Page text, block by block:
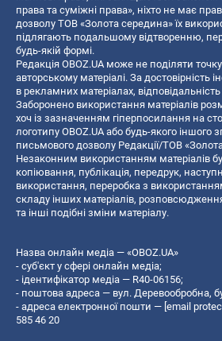
права та суміжні права», ніхто не має
дозволу ТОВ «Золота середина» їх
підлягають подальшому відтворенню,
будь-якій формі.
Редакція OBOZ.UA може не поділяти
авторському матеріалі. За достовірність
в рекламних матеріалах,
Заборонено використання матеріалів
хоч із зазначенням гіперпосилання на
логотипу OBOZ.UA або будь-якого іншого
письмового дозволу Редакції/ТОВ
Незаконним використанням матеріалів
копiювання, публiкацiя, передрук,
використання, переробка з
складу інших матеріалів,
та інші подібні зміни матеріалу.
Назва онлайн медіа — «OBOZ.UA»
- суб'єкт у сфері онлайн медіа;
- ідентифікатор медіа — R40-06156;
- поштова адреса — вул. Деревообробна,
- адреса електронної пошти — [email
585 46 20